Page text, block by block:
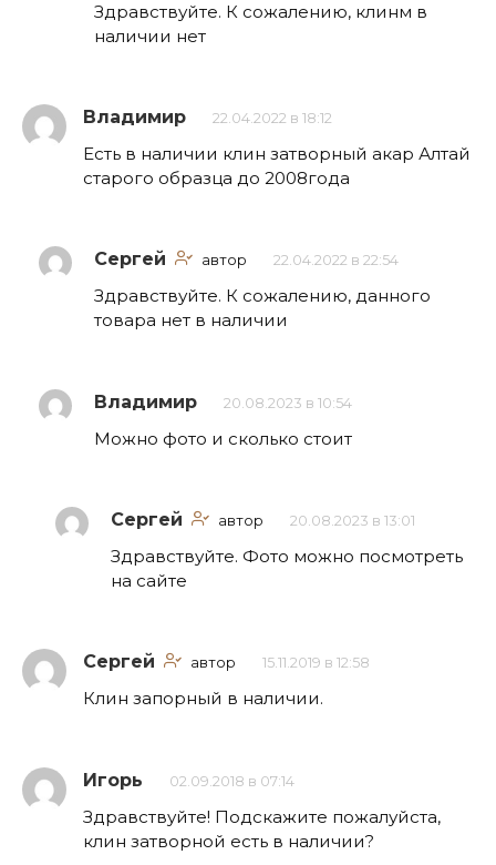
Здравствуйте. К сожалению, клинм в
наличии нет
Владимир 22.04.2022 в 18:12
Есть в наличии клин затворный акар Алтай
старого образца до 2008года
Сергей автор 22.04.2022 в 22:54
Здравствуйте. К сожалению, данного
товара нет в наличии
Владимир 20.08.2023 в 10:54
Можно фото и сколько стоит
Сергей автор 20.08.2023 в 13:01
Здравствуйте. Фото можно посмотреть
на сайте
Сергей автор 15.11.2019 в 12:58
Клин запорный в наличии.
Игорь 02.09.2018 в 07:14
Здравствуйте! Подскажите пожалуйста,
клин затворной есть в наличии?